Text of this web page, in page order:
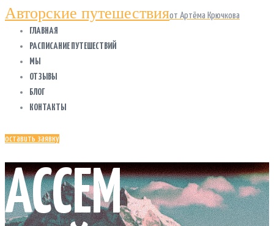
Авторские путешествияот Артёма Крючкова
ГЛАВНАЯ
РАСПИСАНИЕ ПУТЕШЕСТВИЙ
МЫ
ОТЗЫВЫ
БЛОГ
КОНТАКТЫ
оставить заявку
АССЕМ